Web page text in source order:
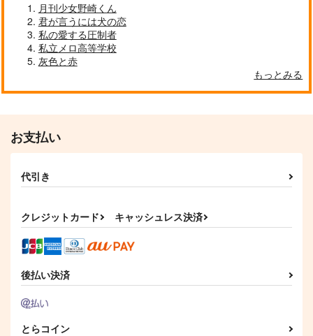
月刊少女野崎くん
君が言うには犬の恋
私の愛する圧制者
私立メロ高等学校
灰色と赤
もっとみる
お支払い
代引き
クレジットカード キャッシュレス決済
後払い決済
とらコイン